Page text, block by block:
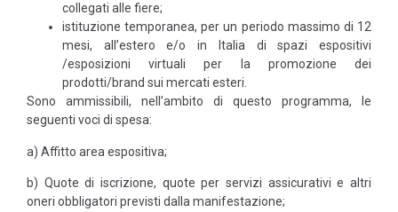
collegati alle fiere;
istituzione temporanea, per un periodo massimo di 12
mesi, all’estero e/o in Italia di spazi espositivi
/esposizioni virtuali per la promozione dei
prodotti/brand sui mercati esteri.
Sono ammissibili, nell’ambito di questo programma, le
seguenti voci di spesa:
a) Affitto area espositiva;
b) Quote di iscrizione, quote per servizi assicurativi e altri
oneri obbligatori previsti dalla manifestazione;